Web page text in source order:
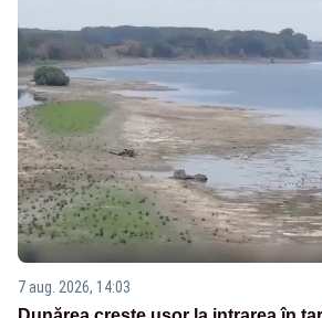
7 aug. 2026, 14:03